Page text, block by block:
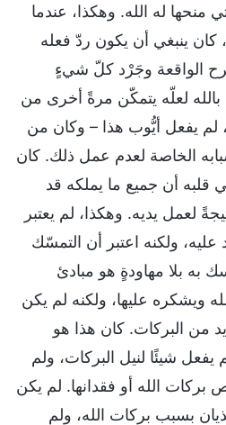
منحها له الله. وهكذا، عندما
كان ينبغي أن يكون ردّ فعله
الواقعة وجَرْد كلّ شيءٍ
لعلّه يتمكّن مرةً أخرى من
لم يفعل أيُّوب هذا – وكان من
الخاصة لعدم عمل ذلك. كان
قلبه أن جميع ما يملكه قد
لعمل يديه. وهكذا، لم يعتبر
ولكنه اعتبر أن التمسّك
به بلا مهاودةٍ هو مبادئ
ويشكره عليها، ولكنه لم يكن
من البركات. كان هذا هو
شيئًا لنيل البركات، ولم
الله أو فقدانها. لم يكن
بسبب بركات الله، ولم